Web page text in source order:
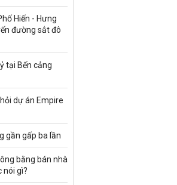
Hiến - Hưng
đường sắt đô
tại Bến cảng
dự án Empire
gần gấp ba lần
bằng bán nhà
nói gì?